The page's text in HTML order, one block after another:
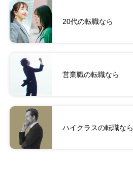
20代の転職なら
営業職の転職なら
ハイクラスの転職なら